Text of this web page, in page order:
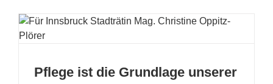
Pflege ist die Grundlage unserer